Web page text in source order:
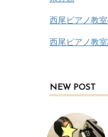
西尾ピアノ教
西尾ピアノ教
NEW POST